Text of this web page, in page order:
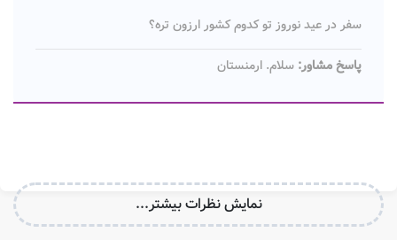
سفر در عید نوروز تو کدوم کشور ارزون تره؟
پاسخ مشاور: سلام. ارمنستان
نمایش نظرات بیشتر...